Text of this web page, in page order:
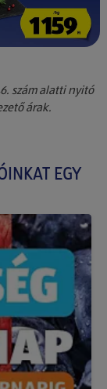
szám alatti nyitó
árak.
EGY